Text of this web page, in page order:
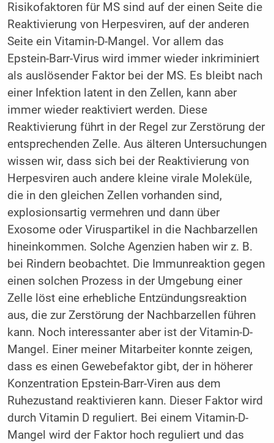
Risikofaktoren für MS sind auf der einen Seite die
Reaktivierung von Herpesviren, auf der anderen
Seite ein Vitamin-D-Mangel. Vor allem das
Epstein-Barr-Virus wird immer wieder inkriminiert
als auslösender Faktor bei der MS. Es bleibt nach
einer Infektion latent in den Zellen, kann aber
immer wieder reaktiviert werden. Diese
Reaktivierung führt in der Regel zur Zerstörung der
entsprechenden Zelle. Aus älteren Untersuchungen
wissen wir, dass sich bei der Reaktivierung von
Herpesviren auch andere kleine virale Moleküle,
die in den gleichen Zellen vorhanden sind,
explosionsartig vermehren und dann über
Exosome oder Viruspartikel in die Nachbarzellen
hineinkommen. Solche Agenzien haben wir z. B.
bei Rindern beobachtet. Die Immunreaktion gegen
einen solchen Prozess in der Umgebung einer
Zelle löst eine erhebliche Entzündungsreaktion
aus, die zur Zerstörung der Nachbarzellen führen
kann. Noch interessanter aber ist der Vitamin-D-
Mangel. Einer meiner Mitarbeiter konnte zeigen,
dass es einen Gewebefaktor gibt, der in höherer
Konzentration Epstein-Barr-Viren aus dem
Ruhezustand reaktivieren kann. Dieser Faktor wird
durch Vitamin D reguliert. Bei einem Vitamin-D-
Mangel wird der Faktor hoch reguliert und das